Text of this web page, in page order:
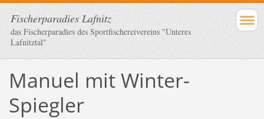
Fischerparadies Lafnitz
das Fischerparadies des Sportfischereivereins "Unteres
Lafnitztal"
Manuel mit Winter-
Spiegler